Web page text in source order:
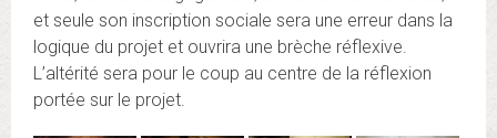
et seule son inscription sociale sera une erreur dans la
logique du projet et ouvrira une brèche réflexive.
L’altérité sera pour le coup au centre de la réflexion
portée sur le projet.